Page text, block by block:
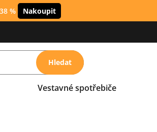
% Nakoupit
Hledat
Vestavné spotřebiče